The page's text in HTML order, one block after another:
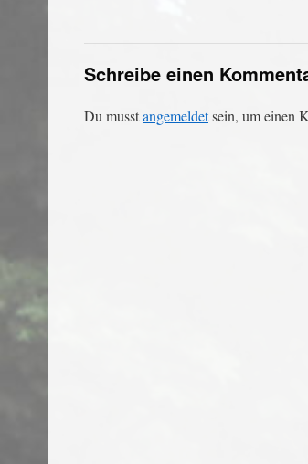
Schreibe einen
Du musstangemeldetsein, um einen